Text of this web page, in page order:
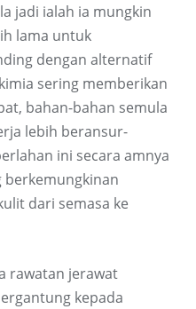
jadi ialah ia mungkin
lama untuk
dengan alternatif
sering memberikan
bahan-bahan semula
lebih beransur-
ini secara amnya
dari semasa ke
rawatan jerawat
kepada